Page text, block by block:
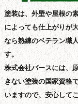
塗装は、外壁や屋根の
によっても仕上がりが
なら熟練のベテラン職
す。
株式会社バースには、
きない塗装の国家資格
いますので、安心して